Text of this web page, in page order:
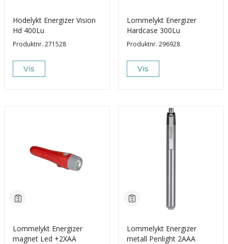
Hodelykt Energizer Vision
Hd 400Lu
Produktnr. 271528
Vis
Lommelykt Energizer
Hardcase 300Lu
Produktnr. 296928
Vis
Lommelykt Energizer
magnet Led +2XAA
Lommelykt Energizer
metall Penlight 2AAA